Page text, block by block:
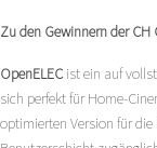
Zu den Gewinnern der
OpenELECist ein auf
sich perfekt für Home-
optimierten Version für